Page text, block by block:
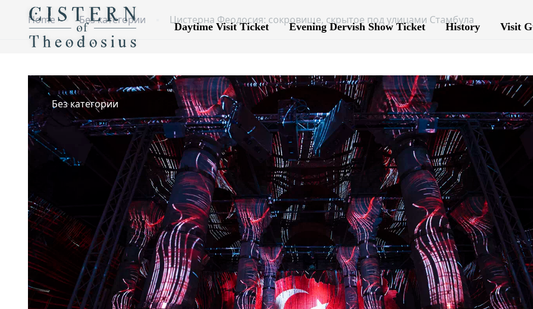
Daytime Visit Ticket Evening Dervish Show Ticket History Visit
Home Без категории Цистерна Феодосия: сокровище, скрытое под улицами Стамбула
Без категории